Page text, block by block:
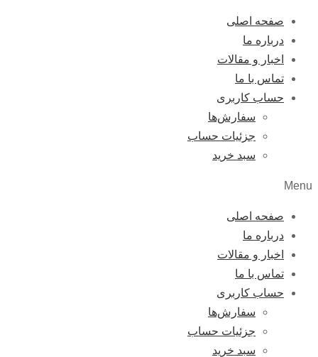
صفحه اصلی
درباره ما
اخبار و مقالات
تماس با ما
حساب کاربری
سفارش‌ها
جزئیات حساب
سبد خرید
Menu
صفحه اصلی
درباره ما
اخبار و مقالات
تماس با ما
حساب کاربری
سفارش‌ها
جزئیات حساب
سبد خرید